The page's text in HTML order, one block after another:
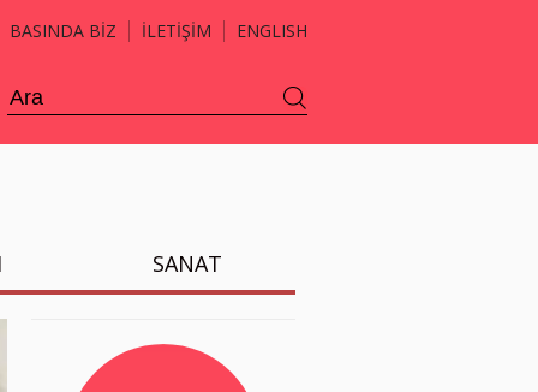
BASINDA BİZ İLETİŞİM ENGLISH
SANAT